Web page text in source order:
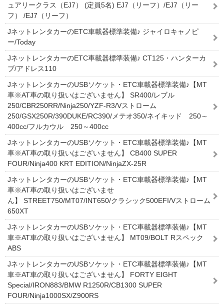
ュアリークラス（EJ7） (定員5名) EJ7（リーフ）/EJ7（リー
フ） /EJ7（リーフ）
JネットレンタカーのETC車載器標準装備♪ ジャイロキャノピ
ー/Today
JネットレンタカーのETC車載器標準装備♪ CT125・ハンターカ
ブ/アドレス110
JネットレンタカーのUSBソケット・ETC車載器標準装備♪【MT
車※AT車の取り扱いはございません】 SR400/レブル
250/CBR250RR/Ninja250/YZF-R3/Vストローム
250/GSX250R/390DUKE/RC390/メテオ350/ネイキッド 250～
400cc/フルカウル 250～400cc
JネットレンタカーのUSBソケット・ETC車載器標準装備♪【MT
車※AT車の取り扱いはございません】 CB400 SUPER
FOUR/Ninja400 KRT EDITION/NinjaZX-25R
JネットレンタカーのUSBソケット・ETC車載器標準装備♪【MT
車※AT車の取り扱いはございませ
ん】 STREET750/MT07/INT650/クラシック500EFI/Vストローム
650XT
JネットレンタカーのUSBソケット・ETC車載器標準装備♪【MT
車※AT車の取り扱いはございません】 MT09/BOLT Rスペック
ABS
JネットレンタカーのUSBソケット・ETC車載器標準装備♪【MT
車※AT車の取り扱いはございません】 FORTY EIGHT
Special/IRON883/BMW R1250R/CB1300 SUPER
FOUR/Ninja1000SX/Z900RS